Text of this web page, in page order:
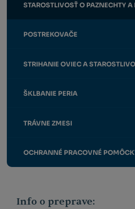
STAROSTLIVOSŤ O PAZNECHTY A
POSTREKOVAČE
STRIHANIE OVIEC A
ŠKLBANIE PERIA
TRÁVNE ZMESI
OCHRANNÉ PRACOVNÉ
Info o preprave: